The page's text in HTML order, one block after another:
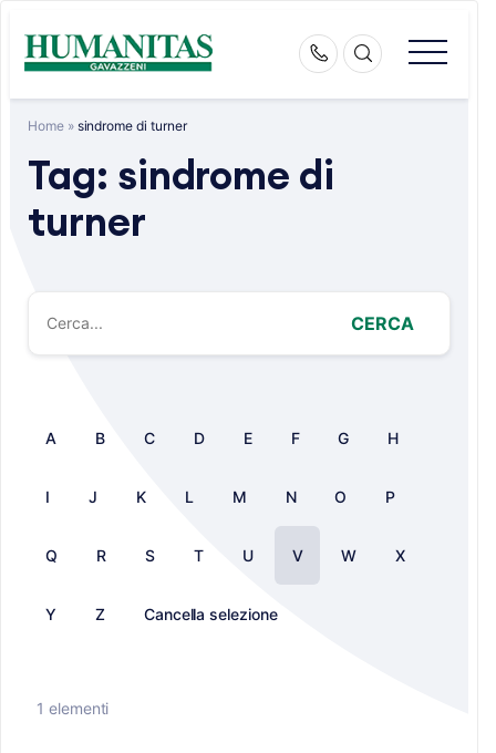
content
Home» sindrome di turner
Tag: sindrome di
turner
CERCA
A B C D E F G H
I J K L M N O P
Q R S T U V W X
Y Z Cancella selezione
1 elementi